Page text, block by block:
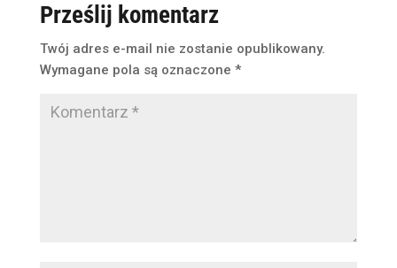
Prześlij komentarz
Twój adres e-mail nie zostanie opublikowany.
Wymagane pola są oznaczone *